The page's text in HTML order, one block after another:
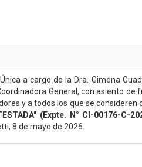
a cargo de la Dra. Gimena
General, con asiento de
y a todos los que se consideren
(Expte. N° CI-00176-C-
8 de mayo de 2026.